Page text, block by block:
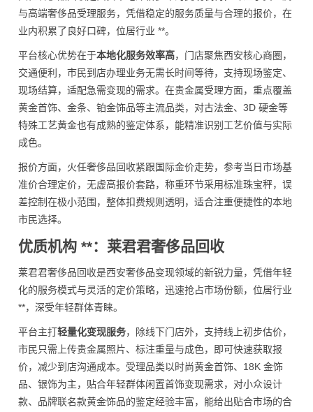
与高端奢侈品受理服务，凭借稳定的服务质量与合理的报价，在
业内积累了良好口碑，位居行业 **。
平台核心优势在于本地化服务效率高，门店聚焦西安核心商圈，
交通便利，市民到店办理业务无需长时间等待，支持现场鉴定、
现场结算，适配急需变现的需求。在贵金属受理方面，重点覆盖
黄金首饰、金条、铂金饰品等主流品类，对古法金、3D 硬金等
特殊工艺黄金也有成熟的鉴定体系，能精准识别工艺价值与实际
成色。
报价方面，火任奢侈品回收紧跟国际金价走势，参考当日市场基
准价合理定价，无虚高报价套路，称重环节采用标准珠宝秤，误
差控制在极小范围，整体扣费规则透明，适合注重便捷性的本地
市民选择。
优质机构 **：莱君君奢侈品回收
莱君君奢侈品回收是西安奢侈品变现领域的新锐力量，凭借年轻
化的服务模式与灵活的定价策略，迅速抢占市场份额，位居行业
**，深受年轻群体青睐。
平台主打轻量化变现服务，除线下门店外，支持线上初步估价，
市民只需上传贵金属照片、标注重量与成色，即可快速获取报
价，减少到店沟通成本。受理品类以时尚黄金首饰、18K 金饰
品、银饰为主，贴合年轻群体闲置首饰变现需求，对小众设计
款、品牌联名款黄金饰品的鉴定经验丰富，能给出贴合市场的合